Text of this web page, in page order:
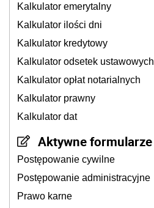
Kalkulator emerytalny
Kalkulator ilości dni
Kalkulator kredytowy
Kalkulator odsetek ustawowych
Kalkulator opłat notarialnych
Kalkulator prawny
Kalkulator dat
Aktywne formularze
Postępowanie cywilne
Postępowanie administracyjne
Prawo karne